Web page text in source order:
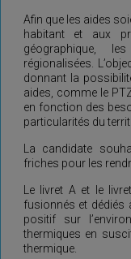
Afin que les aides
habitant et aux
géographique,
régionalisées.
donnant la
aides, comme le
en fonction des
particularités du
La candidate
friches pour les
Le livret A et le
fusionnés et dédiés
positif sur
thermiques en
thermique.